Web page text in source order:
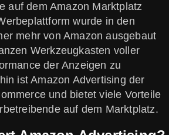
auf dem Amazon Marktplatz
wurde in den
mehr von Amazon ausgebaut
Werkzeugkasten voller
der Anzeigen zu
ist Amazon Advertising der
und bietet viele Vorteile
auf dem Marktplatz.